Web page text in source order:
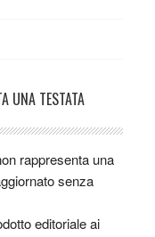
UNA TESTATA
rappresenta una
senza
editoriale ai